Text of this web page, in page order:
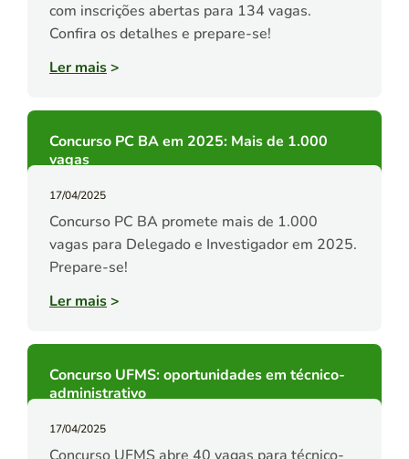
com inscrições abertas para 134 vagas.
Confira os detalhes e prepare-se!
Ler mais>
Concurso PC BA em 2025: Mais de 1.000
vagas
17/04/2025
Concurso PC BA promete mais de 1.000
vagas para Delegado e Investigador em 2025.
Prepare-se!
Ler mais>
Concurso UFMS: oportunidades em técnico-
administrativo
17/04/2025